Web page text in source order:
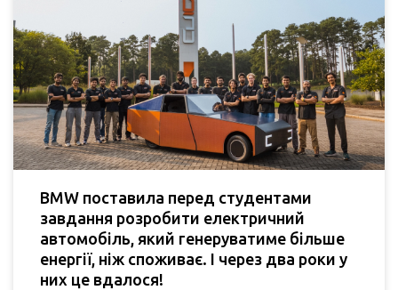
BMW поставила перед студентами
завдання розробити електричний
автомобіль, який генеруватиме більше
енергії, ніж споживає. І через два роки у
них це вдалося!